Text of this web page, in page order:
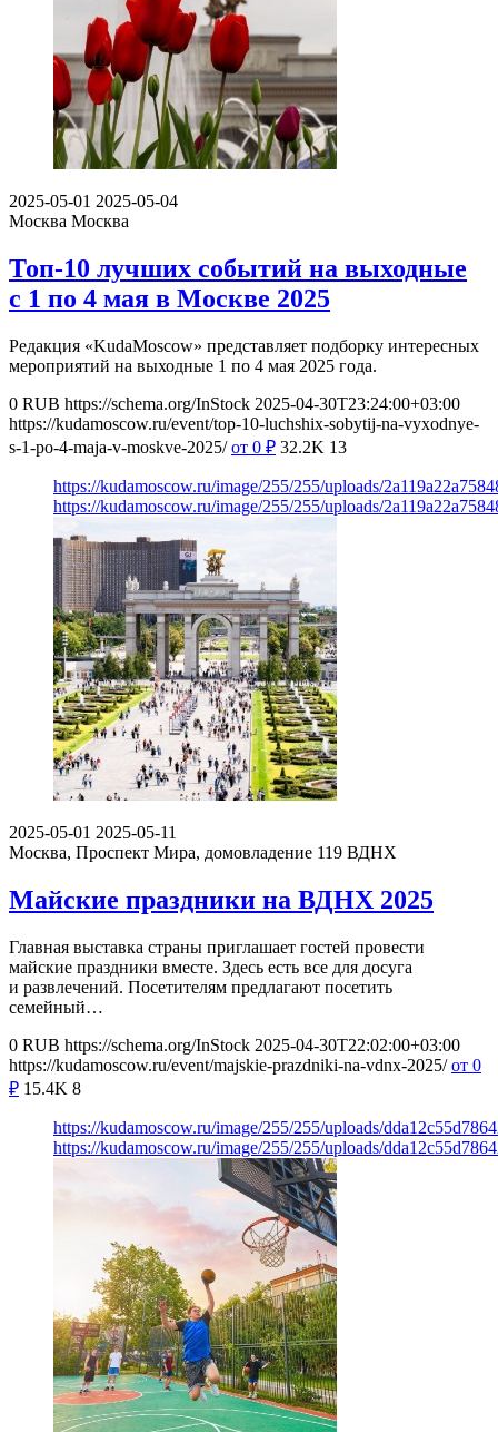
2025-05-01 2025-05-04
Москва Москва
Топ-10 лучших событий на выходные
с 1 по 4 мая в Москве 2025
Редакция «KudaMoscow» представляет подборку интересных
мероприятий на выходные 1 по 4 мая 2025 года.
0 RUB https://schema.org/InStock 2025-04-30T23:24:00+03:00
https://kudamoscow.ru/event/top-10-luchshix-sobytij-na-vyxodnye-
s-1-po-4-maja-v-moskve-2025/ от 0 ₽ 32.2K 13
https://kudamoscow.ru/image/255/255/uploads/
https://kudamoscow.ru/image/255/255/uploads/
2025-05-01 2025-05-11
Москва, Проспект Мира, домовладение 119 ВДНХ
Майские праздники на ВДНХ 2025
Главная выставка страны приглашает гостей провести
майские праздники вместе. Здесь есть все для досуга
и развлечений. Посетителям предлагают посетить
семейный…
0 RUB https://schema.org/InStock 2025-04-30T22:02:00+03:00
https://kudamoscow.ru/event/majskie-prazdniki-na-vdnx-2025/ от 0
₽ 15.4K 8
https://kudamoscow.ru/image/255/255/uploads/
https://kudamoscow.ru/image/255/255/uploads/